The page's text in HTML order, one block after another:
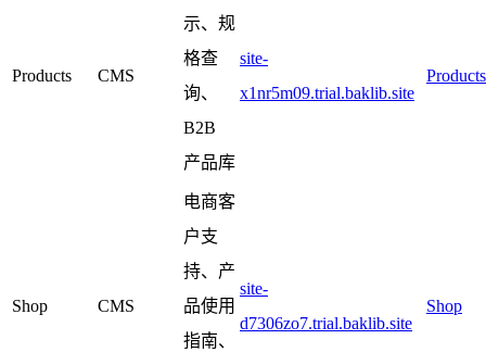
Products CMS
示、规
格查
询、
B2B
产品库
site-
x1nr5m09.trial.baklib.site
Products
Shop CMS
电商客
户支
持、产
品使用
指南、
site-
d7306zo7.trial.baklib.site
Shop